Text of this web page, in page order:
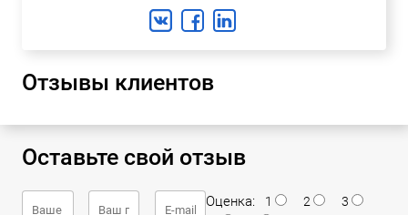
Отзывы клиентов
Оставьте свой отзыв
Оценка: 1 2
3